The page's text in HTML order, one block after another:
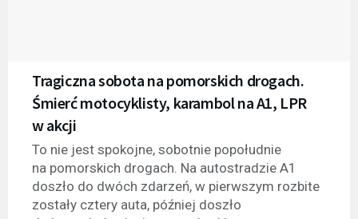
Tragiczna sobota na pomorskich drogach.
Śmierć motocyklisty, karambol na A1, LPR
w akcji
To nie jest spokojne, sobotnie popołudnie
na pomorskich drogach. Na autostradzie A1
doszło do dwóch zdarzeń, w pierwszym rozbite
zostały cztery auta, później doszło